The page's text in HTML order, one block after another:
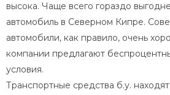
высока. Чаще всего гораздо
автомобиль в Северном Кипре.
автомобили, как правило, очень
компании предлагают
условия.
Транспортные средства б.у.